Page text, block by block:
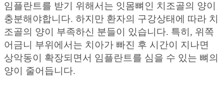
임플란트를 받기 위해서는 잇몸뼈인 치조골의 양이
충분해야합니다. 하지만 환자의 구강상태에 따라 치
조골의 양이 부족하신 분들이 있습니다. 특히, 위쪽
어금니 부위에서는 치아가 빠진 후 시간이 지나면
상악동이 확장되면서 임플란트를 심을 수 있는 뼈의
양이 줄어듭니다.